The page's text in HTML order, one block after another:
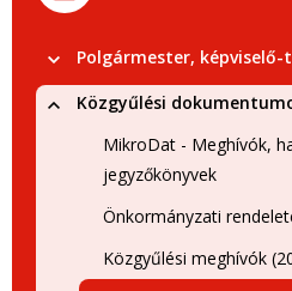
Polgármester,
Közgyűlési
MikroDat - Meghívók,
jegyzőkönyvek
Önkormányzati
Közgyűlési meghívók